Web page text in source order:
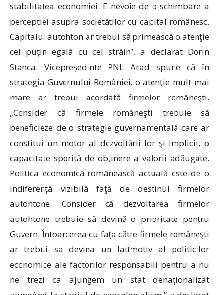
stabilitatea economiei. E nevoie de o schimbare a
percepţiei asupra societăţilor cu capital românesc.
Capitalul autohton ar trebui să primească o atenţie
cel puțin egală cu cel străin”, a declarat Dorin
Stanca. Vicepreședinte PNL Arad spune că în
strategia Guvernului României, o atenţie mult mai
mare ar trebui acordată firmelor româneşti.
„Consider că firmele româneşti trebuie să
beneficieze de o strategie guvernamentală care ar
constitui un motor al dezvoltării lor şi implicit, o
capacitate sporită de obţinere a valorii adăugate.
Politica economică românească actuală este de o
indiferenţă vizibilă faţă de destinul firmelor
autohtone. Consider că dezvoltarea firmelor
autohtone trebuie să devină o prioritate pentru
Guvern. Întoarcerea cu faţa către firmele româneşti
ar trebui sa devina un laitmotiv al politicilor
economice ale factorilor responsabili pentru a nu
ne trezi ca ajungem un stat denaţionalizat